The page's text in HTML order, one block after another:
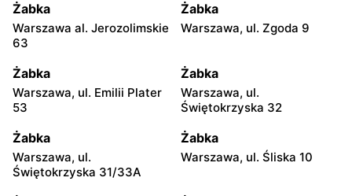
Żabka
Warszawa al. Jerozolimskie
63
Żabka
Warszawa, ul. Zgoda 9
Żabka
Warszawa, ul. Emilii Plater
53
Żabka
Warszawa, ul.
Świętokrzyska 32
Żabka
Warszawa, ul.
Świętokrzyska 31/33A
Żabka
Warszawa, ul. Śliska 10